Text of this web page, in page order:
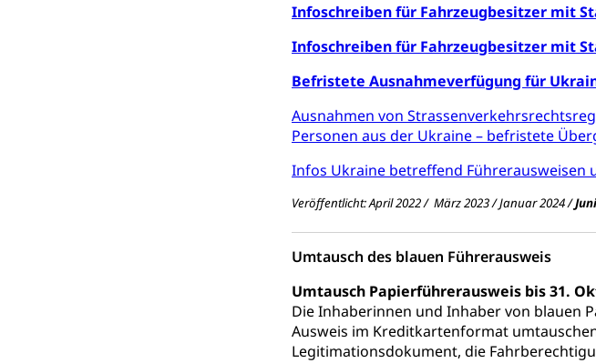
Infoschreiben für Fahrzeugbesitzer mit
Infoschreiben für Fahrzeugbesitzer mit
Befristete Ausnahmeverfügung für
Ausnahmen von
Personen aus der Ukraine – befristete
Infos Ukraine betreffend Führerausweisen
Veröffentlicht: April 2022 / März 2023 / Januar 2024 /
Umtausch des blauen Führerausweis
Umtausch Papierführerausweis bis 31.
Die Inhaberinnen und Inhaber von blauen
Ausweis im Kreditkartenformat
Legitimationsdokument, die